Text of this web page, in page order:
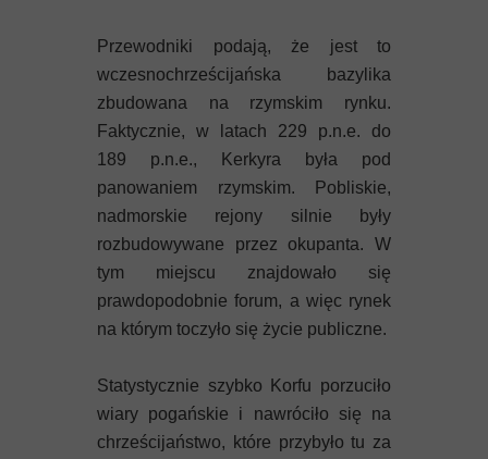
Przewodniki podają, że jest to
wczesnochrześcijańska bazylika
zbudowana na rzymskim rynku.
Faktycznie, w latach 229 p.n.e. do
189 p.n.e., Kerkyra była pod
panowaniem rzymskim. Pobliskie,
nadmorskie rejony silnie były
rozbudowywane przez okupanta. W
tym miejscu znajdowało się
prawdopodobnie forum, a więc rynek
na którym toczyło się życie publiczne.
Statystycznie szybko Korfu porzuciło
wiary pogańskie i nawróciło się na
chrześcijaństwo, które przybyło tu za